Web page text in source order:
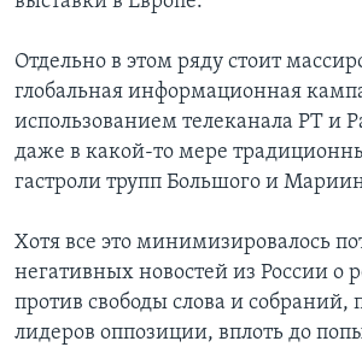
Отдельно в этом ряду стоит
глобальная информационная
использованием телеканала РТ и
даже в какой-то мере
гастроли трупп Большого и
Хотя все это минимизировалось
негативных новостей из России о
против свободы слова и собраний,
лидеров оппозиции, вплоть до